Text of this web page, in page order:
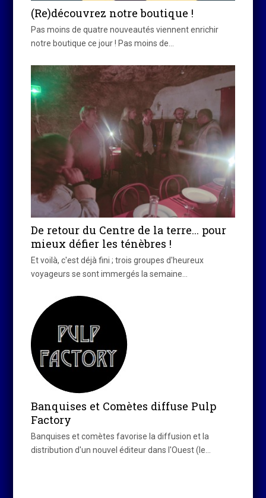
(Re)découvrez notre boutique !
Pas moins de quatre nouveautés viennent enrichir
notre boutique ce jour ! Pas moins de…
De retour du Centre de la terre… pour
mieux défier les ténèbres !
Et voilà, c'est déjà fini ; trois groupes d'heureux
voyageurs se sont immergés la semaine…
Banquises et Comètes diffuse Pulp
Factory
Banquises et comètes favorise la diffusion et la
distribution d'un nouvel éditeur dans l'Ouest (le…